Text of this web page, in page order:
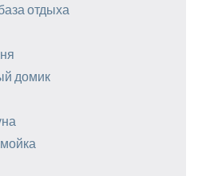
отдыха
домик